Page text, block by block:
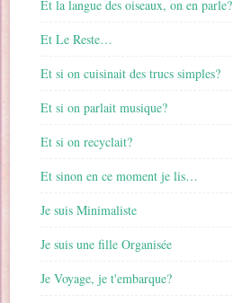
Et la langue des oiseaux, on en parle?
Et Le Reste…
Et si on cuisinait des trucs simples?
Et si on parlait musique?
Et si on recyclait?
Et sinon en ce moment je lis…
Je suis Minimaliste
Je suis une fille Organisée
Je Voyage, je t'embarque?